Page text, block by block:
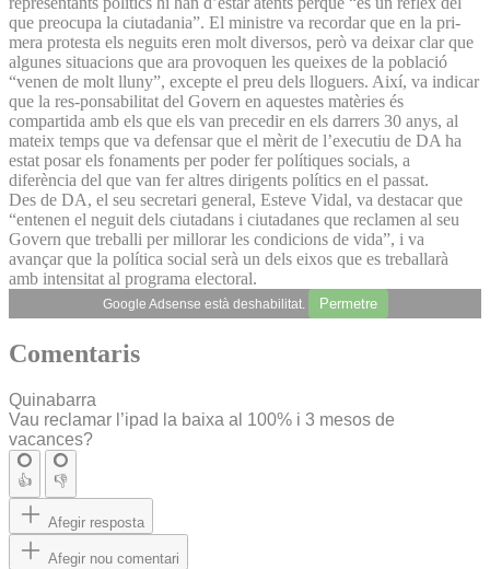
que preocupa la ciutadania”. El ministre va recordar que en la pri-
mera protesta els neguits eren molt diversos, però va deixar clar que
algunes situacions que ara provoquen les queixes de la població
“venen de molt lluny”, excepte el preu dels lloguers. Així, va indicar
que la res-ponsabilitat del Govern en aquestes matèries és
compartida amb els que els van precedir en els darrers 30 anys, al
mateix temps que va defensar que el mèrit de l’executiu de DA ha
estat posar els fonaments per poder fer polítiques socials, a
diferència del que van fer altres dirigents polítics en el passat.
Des de DA, el seu secretari general, Esteve Vidal, va destacar que
“entenen el neguit dels ciutadans i ciutadanes que reclamen al seu
Govern que treballi per millorar les condicions de vida”, i va
avançar que la política social serà un dels eixos que es treballarà
amb intensitat al programa electoral.
Google Adsense està deshabilitat. Permetre
Comentaris
Quinabarra
Vau reclamar l’ipad la baixa al 100% i 3 mesos de
vacances?
👍 👎
Afegir resposta
Afegir nou comentari